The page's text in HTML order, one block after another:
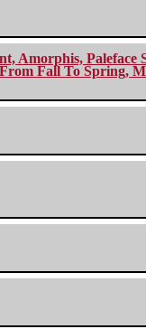
Amorphis,
Fall To Spring,